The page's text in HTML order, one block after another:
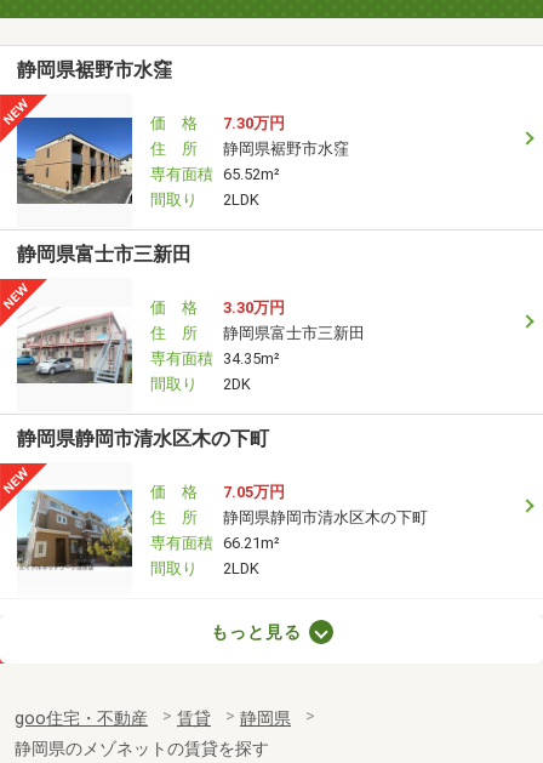
静岡県裾野市水窪
価 格
7.30万円
住 所
静岡県裾野市水窪
専有面積 65.52m²
間取り
2LDK
静岡県富士市三新田
価 格
3.30万円
住 所
静岡県富士市三新田
専有面積 34.35m²
間取り
2DK
静岡県静岡市清水区木の下町
価 格
7.05万円
住 所
静岡県静岡市清水区木の下町
専有面積 66.21m²
間取り
2LDK
専有面積
33.2m²
間取り
1K
もっと見る
goo住宅・不動産 賃貸
静岡県
静岡県のメゾネットの賃貸を探す